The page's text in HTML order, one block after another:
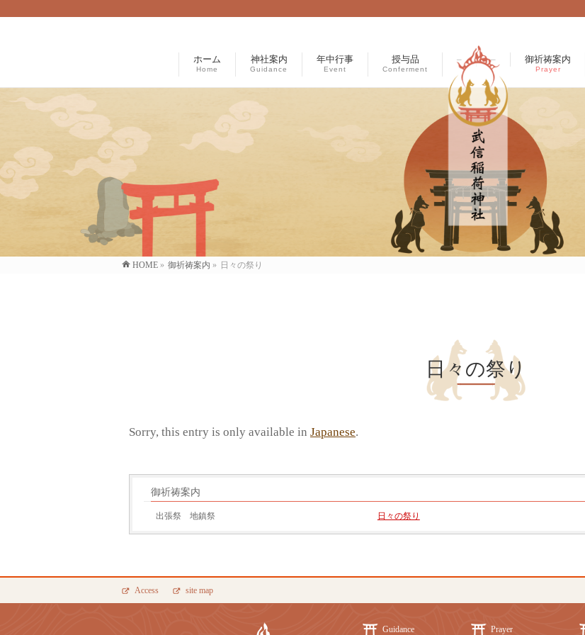
ホーム
Home
神社案内
Guidance
年中行事
Event
授与品
Conferment
– – 御祈祷案内
Prayer
HOME » 御祈祷案内 » 日々の祭り
日々の祭り
Sorry, this entry is only available in Japanese.
御祈祷案内
出張祭 地鎮祭 日々の祭り
Access site map
Guidance Prayer